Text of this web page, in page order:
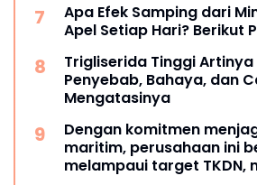
Apa Efek Samping dari
Apel Setiap Hari? Berikut
Trigliserida Tinggi Artinya
Penyebab, Bahaya, dan
Mengatasinya
Dengan komitmen
maritim, perusahaan ini
melampaui target TKDN,